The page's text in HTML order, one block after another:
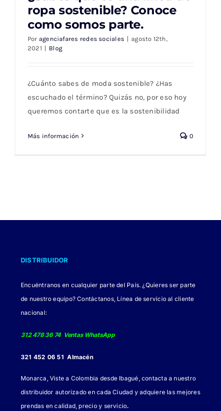
¿Sabes que es una línea de ropa
sostenible? Conoce como somos parte.
ropa sostenible? Conoce
como somos parte.
Por agenciafares redes sociales | agosto 12th,
2021 | Blog
¿Cuánto sabes de moda sostenible? ¿Has
escuchado el término? Quizás no, por eso hoy
queremos contarte que es la sostenibilidad
Más información 0
DISTRIBUIDOR
Encuéntranos en cualquier parte del País. ¿Quieres ser parte
de nuestro equipo? Contáctanos, Línea de servicio al cliente
nacional:
312 478 36 74 Ventas WhatsApp
321 452 06 51 Almacén
Monarca, Viste a Colombia desde Ibagué, contacta a nuestro
distribuidor autorizado en cada Ciudad y adquiere las mejores
prendas en calidad, precio y servicio.